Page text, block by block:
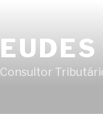
Consultor